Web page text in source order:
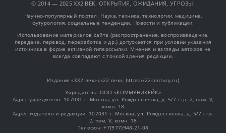
© 2014 — 2025 XX2 ВЕК. ОТКРЫТИЯ, ОЖИДАНИЯ, УГРОЗЫ.
Научно-популярный портал. Наука, техника, технологии, медицина,
футурология, социальные тенденции. Новости и публикации.
Использование материалов сайта (распространение, воспроизведение,
передача, перевод, переработка и др.) допускается при условии указания
источника в форме активной гиперссылки. Мнения и взгляды авторов не
всегда совпадают с точкой зрения редакции.
Издание «XX2 век» («22 век», https://22century.ru)
Учредитель: OOO «КОММУНИКЕЙК»
Адрес учредителя: 107031 г. Москва, ул. Рождественка, д. 5/7 стр. 2, пом. V,
комн. 18
Адрес издателя и редакции: 107031 г. Москва, ул. Рождественка, д. 5/7 стр.
2, пом. V, комн. 18
Телефон: +7(977)948-21-08